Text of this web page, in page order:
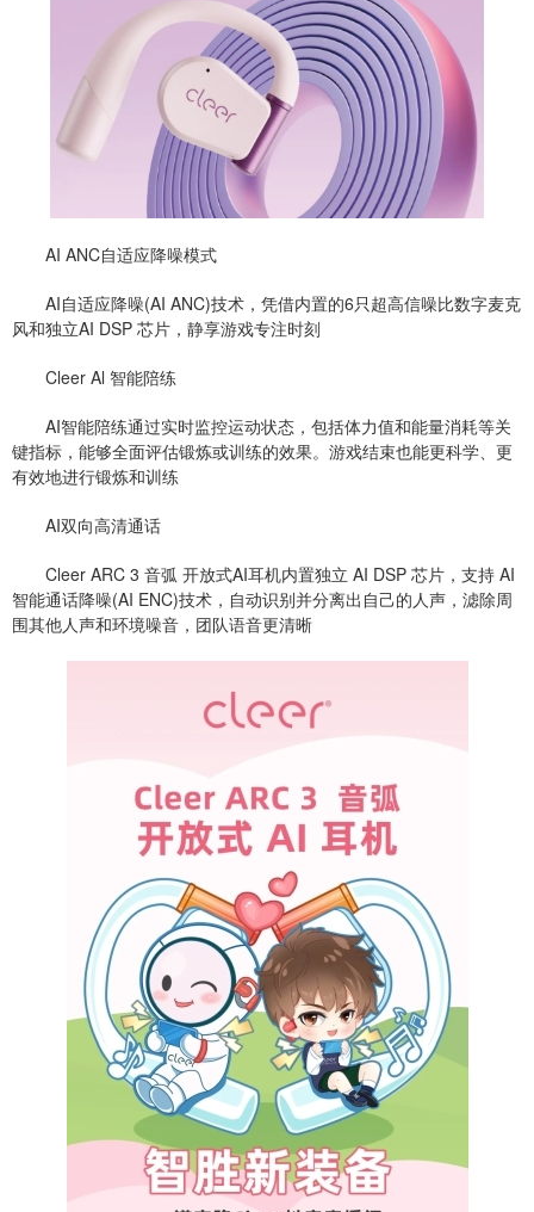
AI ANC自适应降噪模式
AI自适应降噪(AI ANC)技术，凭借内置的6只超高信噪比数字麦克
风和独立AI DSP 芯片，静享游戏专注时刻
Cleer Al 智能陪练
AI智能陪练通过实时监控运动状态，包括体力值和能量消耗等关
键指标，能够全面评估锻炼或训练的效果。游戏结束也能更科学、更
有效地进行锻炼和训练
AI双向高清通话
Cleer ARC 3 音弧 开放式AI耳机内置独立 AI DSP 芯片，支持 AI
智能通话降噪(AI ENC)技术，自动识别并分离出自己的人声，滤除周
围其他人声和环境噪音，团队语音更清晰